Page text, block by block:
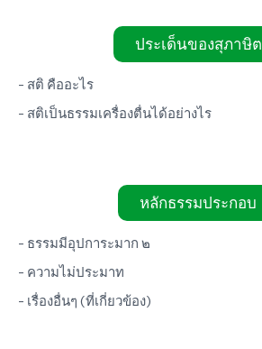
ประเด็นของสุภาษิต
- สติ คืออะไร
- สติเป็นธรรมเครื่องตื่นได้อย่างไร
หลักธรรมประกอบ
- ธรรมมีอุปการะมาก ๒
- ความไม่ประมาท
- เรื่องอื่นๆ (ที่เกี่ยวข้อง)